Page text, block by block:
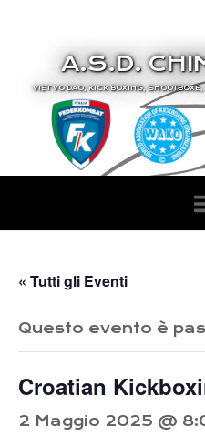
contenutoA.S.D.
VIET VO DAO, KICK BOXING,
« Tutti gli Eventi
Questo evento è
Croatian
2 Maggio 2025 @